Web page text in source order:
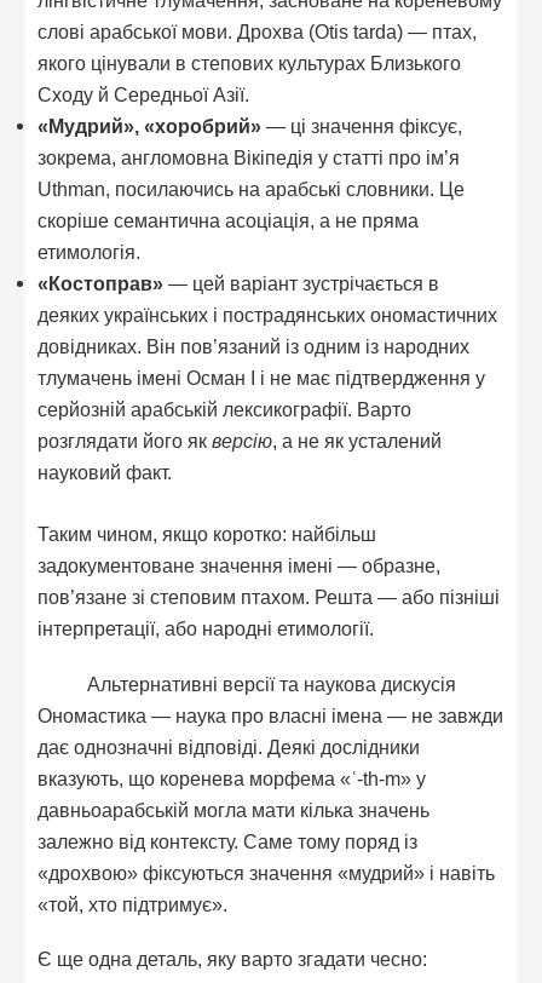
слові арабської мови. Дрохва (Otis tarda) — птах,
якого цінували в степових культурах Близького
Сходу й Середньої Азії.
«Мудрий», «хоробрий» — ці значення фіксує,
зокрема, англомовна Вікіпедія у статті про ім’я
Uthman, посилаючись на арабські словники. Це
скоріше семантична асоціація, а не пряма
етимологія.
«Костоправ» — цей варіант зустрічається в
деяких українських і пострадянських ономастичних
довідниках. Він пов’язаний із одним із народних
тлумачень імені Осман I і не має підтвердження у
серйозній арабській лексикографії. Варто
розглядати його якверсію, а не як усталений
науковий факт.
Таким чином, якщо коротко: найбільш
задокументоване значення імені — образне,
пов’язане зі степовим птахом. Решта — або пізніші
інтерпретації, або народні етимології.
Альтернативні версії та наукова дискусія
Ономастика — наука про власні імена — не завжди
дає однозначні відповіді. Деякі дослідники
вказують, що коренева морфема «ʿ-th-m» у
давньоарабській могла мати кілька значень
залежно від контексту. Саме тому поряд із
«дрохвою» фіксуються значення «мудрий» і навіть
«той, хто підтримує».
Є ще одна деталь, яку варто згадати чесно: